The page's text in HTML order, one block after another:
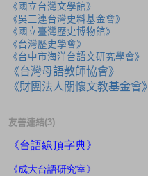
《國立台灣文學館》
《吳三連台灣史料基金會》
《國立臺灣歷史博物館》
《台灣歷史學會》
《台中市海洋台語文研究學會》
《台灣母語教師協會》
《財團法人關懷文教基金會》
友善連結(3)
《台語線頂字典》
《成大台語研究室》